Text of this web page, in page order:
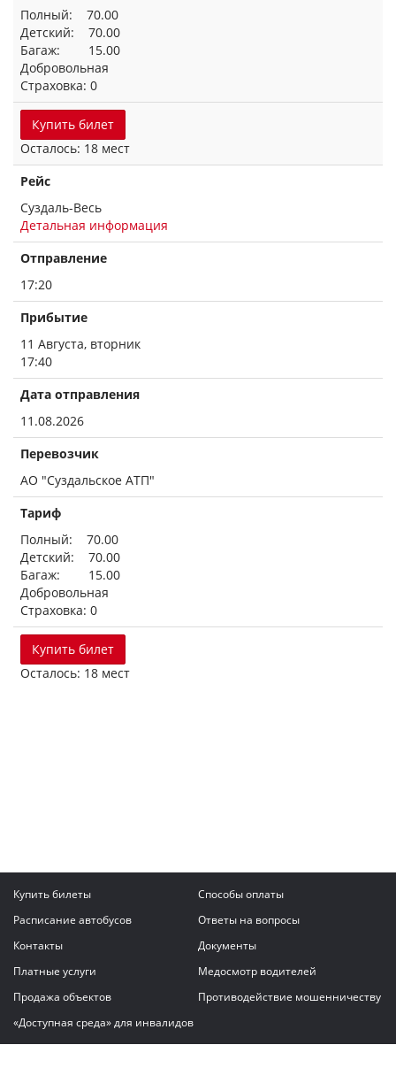
Полный: 70.00
Детский: 70.00
Багаж: 15.00
Добровольная
Страховка: 0
Купить билет
Осталось: 18 мест
Рейс
Суздаль-Весь
Детальная информация
Отправление
17:20
Прибытие
11 Августа, вторник
17:40
Дата отправления
11.08.2026
Перевозчик
АО "Суздальское АТП"
Тариф
Полный: 70.00
Детский: 70.00
Багаж: 15.00
Добровольная
Страховка: 0
Купить билет
Осталось: 18 мест
Купить билеты
Способы оплаты
Расписание автобусов
Ответы на вопросы
Контакты
Документы
Платные услуги
Медосмотр водителей
Продажа объектов
Противодействие мошенничеству
«Доступная среда» для инвалидов